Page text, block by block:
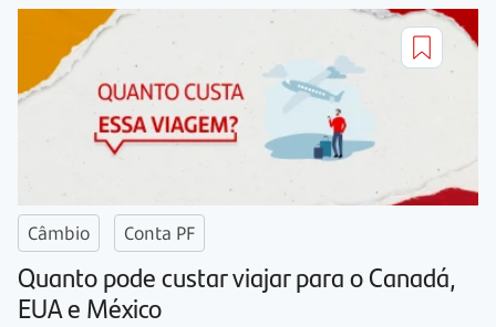
Câmbio Conta PF
Quanto pode custar viajar para o Canadá,
EUA e México